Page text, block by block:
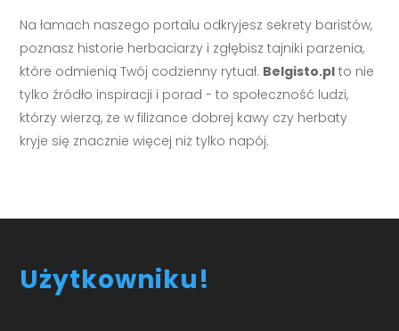
Na łamach naszego portalu odkryjesz sekrety baristów,
poznasz historie herbaciarzy i zgłębisz tajniki parzenia,
które odmienią Twój codzienny rytuał. Belgisto.pl to nie
tylko źródło inspiracji i porad - to społeczność ludzi,
którzy wierzą, że w filiżance dobrej kawy czy herbaty
kryje się znacznie więcej niż tylko napój.
Użytkowniku!